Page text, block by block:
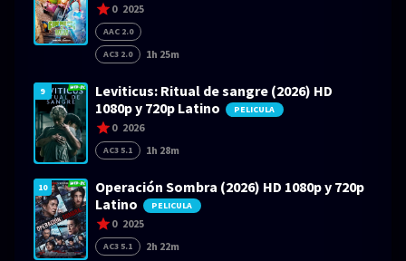
0 2025
AAC 2.0
AC3 2.0
1h 25m
9
Leviticus: Ritual de sangre (2026) HD
1080p y 720p Latino
PELICULA
0 2026
AC3 5.1 1h 28m
10
Operación Sombra (2026) HD 1080p y 720p
Latino
PELICULA
0 2025
AC3 5.1 2h 22m